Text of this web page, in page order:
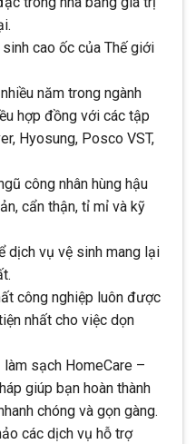
cao ốc của Thế giới
năm trong ngành
hợp đồng với các tập
Hyosung, Posco VST,
công nhân hùng hậu
cẩn thận, tỉ mỉ và kỹ
dịch vụ vệ sinh mang lại
công nghiệp luôn được
nhất cho việc dọn
sạch HomeCare –
giúp bạn hoàn thành
chóng và gọn gàng.
các dịch vụ hỗ trợ